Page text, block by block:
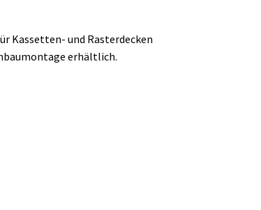
Kassetten- und Rasterdecken
erhältlich.